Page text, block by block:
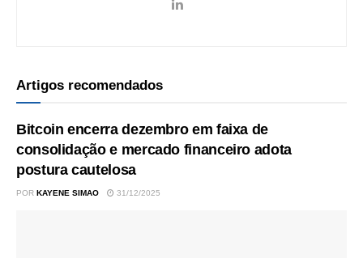
Artigos recomendados
Bitcoin encerra dezembro em faixa de
consolidação e mercado financeiro adota
postura cautelosa
POR KAYENE SIMAO 31/12/2025